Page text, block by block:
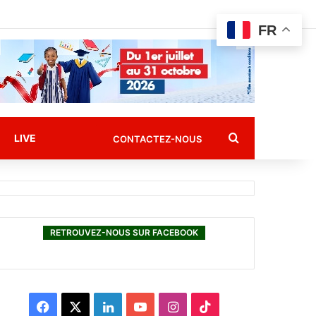
LIVE CONTACTEZ-NOUS Rechercher
RETROUVEZ-NOUS SUR FACEBOOK
L
I
FR